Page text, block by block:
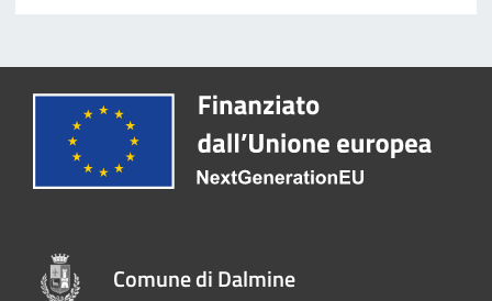
Comune di Dalmine